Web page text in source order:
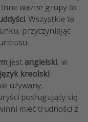
ważne grupy to
. Wszystkie te
przyczyniając
jest angielski, w
język kreolski.
używany,
posługujący się
mieć trudności z